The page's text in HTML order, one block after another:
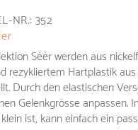
NR.: 352
Séèr werden aus
rezykliertem Hartplastik
Durch den elastischen
Gelenkgrösse anpassen.
ist, kann einfach ein